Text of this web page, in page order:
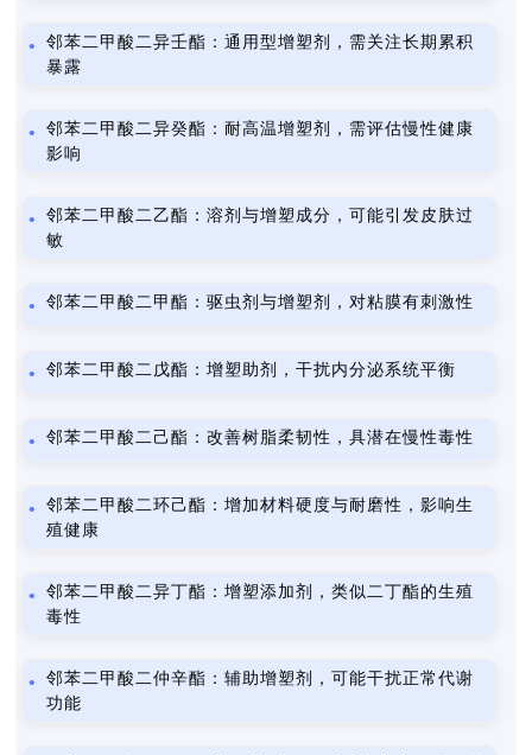
邻苯二甲酸二异壬酯：通用型增塑剂，需关注长期累积
暴露
邻苯二甲酸二异癸酯：耐高温增塑剂，需评估慢性健康
影响
邻苯二甲酸二乙酯：溶剂与增塑成分，可能引发皮肤过
敏
邻苯二甲酸二甲酯：驱虫剂与增塑剂，对粘膜有刺激性
邻苯二甲酸二戊酯：增塑助剂，干扰内分泌系统平衡
邻苯二甲酸二己酯：改善树脂柔韧性，具潜在慢性毒性
邻苯二甲酸二环己酯：增加材料硬度与耐磨性，影响生
殖健康
邻苯二甲酸二异丁酯：增塑添加剂，类似二丁酯的生殖
毒性
邻苯二甲酸二仲辛酯：辅助增塑剂，可能干扰正常代谢
功能